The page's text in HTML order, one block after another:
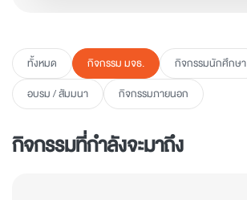
ทั้งหมด กิจกรรม มจธ.
กิจกรรมนักศึกษา
อบรม / สัมมนา
กิจกรรมภายนอก
กิจกรรมที่กำลังจะมาถึง